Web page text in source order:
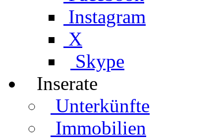
Instagram
X
Skype
Inserate
Unterkünfte
Immobilien